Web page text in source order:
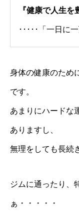
『健康で人生を
･････「一日に
身体の健康のため
です。
あまりにハードな
ありますし、
無理をしても長続
ジムに通ったり、
ぁ・・・・・